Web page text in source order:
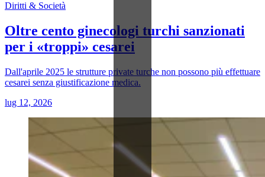
Diritti & Società
Oltre cento ginecologi turchi sanzionati
per i «troppi» cesarei
Dall'aprile 2025 le strutture private turche non possono più effettuare
cesarei senza giustificazione medica.
lug 12, 2026